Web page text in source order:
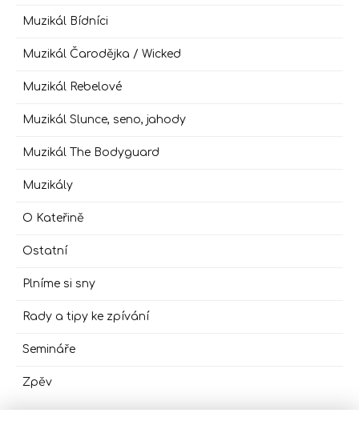
Muzikál Bídníci
Muzikál Čarodějka / Wicked
Muzikál Rebelové
Muzikál Slunce, seno, jahody
Muzikál The Bodyguard
Muzikály
O Kateřině
Ostatní
Plníme si sny
Rady a tipy ke zpívání
Semináře
Zpěv